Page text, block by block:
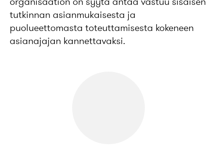
tutkinnan asianmukaisesta ja
puolueettomasta toteuttamisesta kokeneen
asianajajan kannettavaksi.